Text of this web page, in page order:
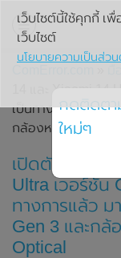
14 และ Xiaomi 14
เป็นทางการแล้ว มา
กล้องหลังเลนส์
เปิดตัวสมาร์ท
Ultra เวอร์ชัน
ทางการแล้ว
Gen 3 และกล้
Optical
เว็บไซต์นี้ใช้คุกกี้ เ
เว็บไซต์
นโยบายความเป็นส่ว
กดติดตา
ใหม่ๆ